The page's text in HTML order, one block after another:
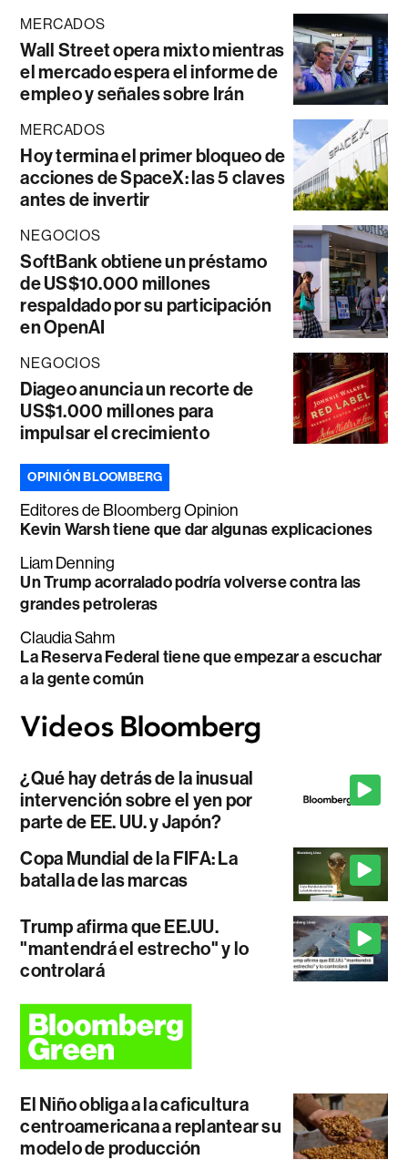
MERCADOS
Wall Street opera mixto mientras
el mercado espera el informe de
empleo y señales sobre Irán
MERCADOS
Hoy termina el primer bloqueo de
acciones de SpaceX: las 5 claves
antes de invertir
NEGOCIOS
SoftBank obtiene un préstamo
de US$10.000 millones
respaldado por su participación
en OpenAI
NEGOCIOS
Diageo anuncia un recorte de
US$1.000 millones para
impulsar el crecimiento
OPINIÓN BLOOMBERG
Editores de Bloomberg Opinion
Kevin Warsh tiene que dar algunas explicaciones
Liam Denning
Un Trump acorralado podría volverse contra las
grandes petroleras
Claudia Sahm
La Reserva Federal tiene que empezar a escuchar
a la gente común
¿Qué hay detrás de la inusual
intervención sobre el yen por
parte de EE. UU. y Japón?
Copa Mundial de la FIFA: La
batalla de las marcas
Trump afirma que EE.UU.
"mantendrá el estrecho" y lo
controlará
El Niño obliga a la caficultura
centroamericana a replantear su
modelo de producción